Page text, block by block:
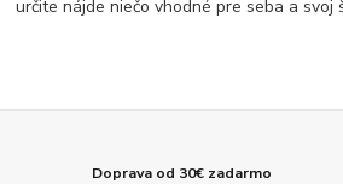
určite nájde niečo vhodné pre seba a svoj
Doprava od 30€ zadarmo